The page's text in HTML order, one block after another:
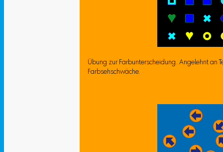
Übung zur Farbunterscheidung. Angelehnt an
Farbsehschwäche.